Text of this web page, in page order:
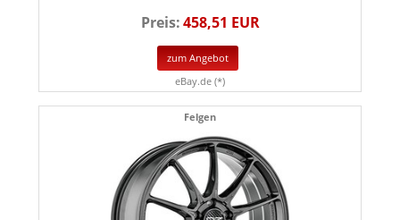
Preis:458,51 EUR
zum Angebot
eBay.de (*)
Felgen